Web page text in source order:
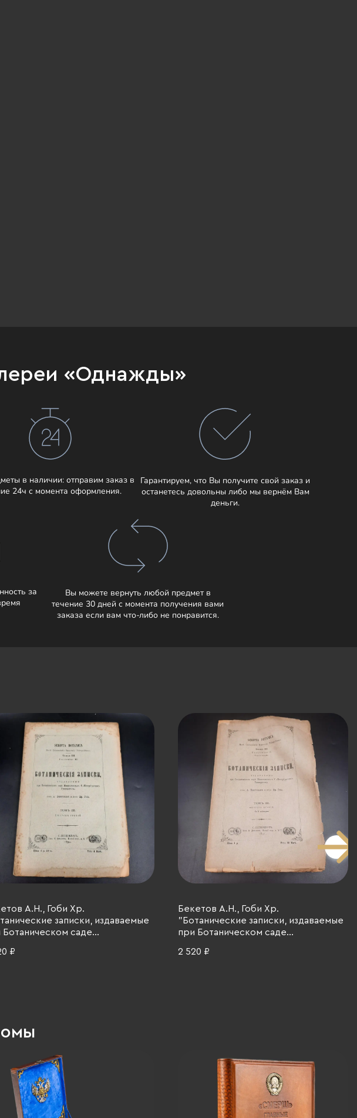
«Однажды»
в наличии: отправим заказ в
24ч с момента оформления.
Гарантируем, что Вы получите свой заказ и
останетесь довольны либо мы вернём Вам
деньги.
за
Вы можете вернуть любой предмет в
течение 30 дней с момента получения вами
заказа если вам что-либо не понравится.
А.Н., Гоби Хр.
записки, издаваемые
Ботаническом саде
университета", том
₽
Бекетов А.Н., Гоби Хр.
"Ботанические записки, издаваемые
при Ботаническом саде
Петербургского университета", том
2 520 ₽